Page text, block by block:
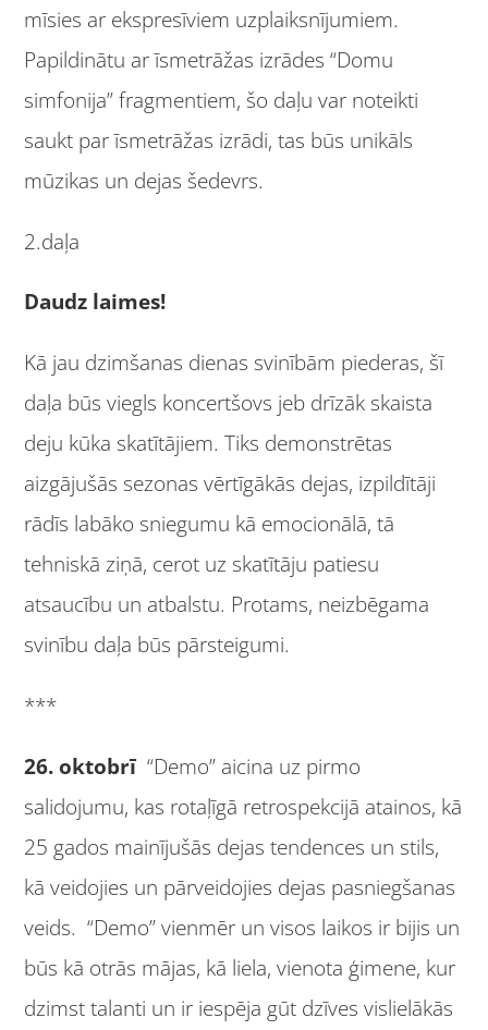
mīsies ar ekspresīviem uzplaiksnījumiem.
Papildinātu ar īsmetrāžas izrādes “Domu
simfonija” fragmentiem, šo daļu var noteikti
saukt par īsmetrāžas izrādi, tas būs unikāls
mūzikas un dejas šedevrs.
2.daļa
Daudz laimes!
Kā jau dzimšanas dienas svinībām piederas, šī
daļa būs viegls koncertšovs jeb drīzāk skaista
deju kūka skatītājiem. Tiks demonstrētas
aizgājušās sezonas vērtīgākās dejas, izpildītāji
rādīs labāko sniegumu kā emocionālā, tā
tehniskā ziņā, cerot uz skatītāju patiesu
atsaucību un atbalstu. Protams, neizbēgama
svinību daļa būs pārsteigumi.
***
26. oktobrī“Demo” aicina uz pirmo
salidojumu, kas rotaļīgā retrospekcijā atainos, kā
25 gados mainījušās dejas tendences un stils,
kā veidojies un pārveidojies dejas pasniegšanas
veids. “Demo” vienmēr un visos laikos ir bijis un
būs kā otrās mājas, kā liela, vienota ģimene, kur
dzimst talanti un ir iespēja gūt dzīves vislielākās